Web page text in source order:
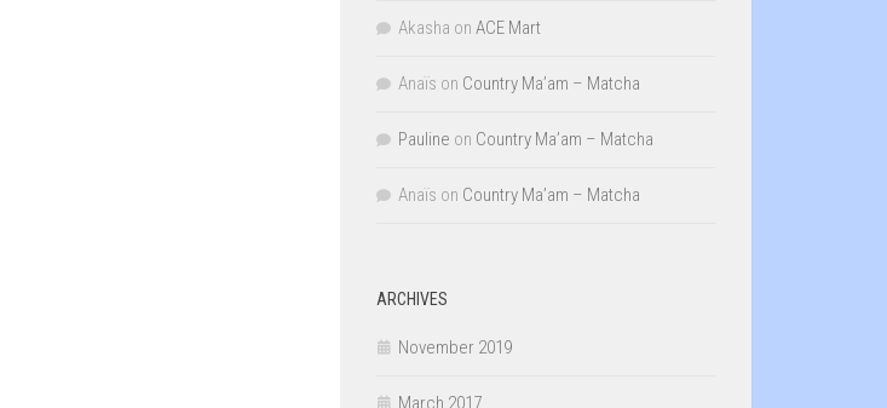
Akasha on ACE Mart
Anaïs on Country Ma’am – Matcha
Pauline on Country Ma’am – Matcha
Anaïs on Country Ma’am – Matcha
ARCHIVES
November 2019
March 2017